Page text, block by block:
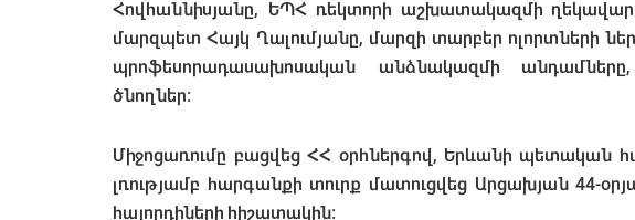
Հովհաննիսյանը, ԵՊՀ ռեկտորի աշխատակազմի ղեկավար
մարզպետ Հայկ Ղալումյանը, մարզի տարբեր ոլորտների
պրոֆեսորադասախոսական անձնակազմի անդամները,
ծնողներ։
Միջոցառումը բացվեց ՀՀ օրհներգով, Երևանի պետական
լռությամբ հարգանքի տուրք մատուցվեց Արցախյան 44-
հայորդիների հիշատակին: